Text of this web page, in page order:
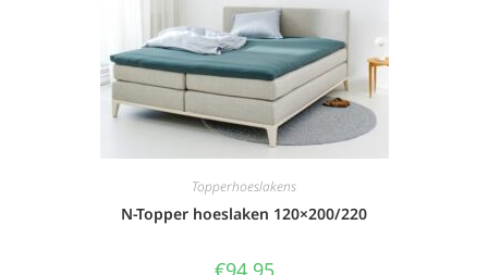
Topperhoeslakens
N-Topper hoeslaken 120×200/220
€94,95